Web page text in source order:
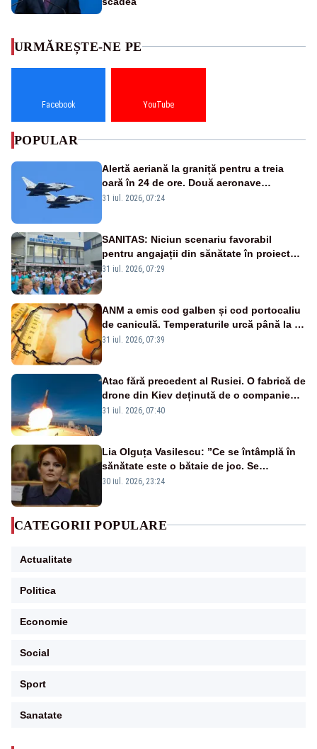
URMĂREȘTE-NE PE
Facebook YouTube
POPULAR
Alertă aeriană la graniță pentru a treia
oară în 24 de ore. Două aeronave
Eurofighter britanice au fost ridicate de la
31 iul. 2026, 07:24
SANITAS: Niciun scenariu favorabil
pentru angajații din sănătate în proiectul
Legii salarizării
31 iul. 2026, 07:29
ANM a emis cod galben și cod portocaliu
de caniculă. Temperaturile urcă până la 38
de grade, iar nopțile devin tropicale
31 iul. 2026, 07:39
Atac fără precedent al Rusiei. O fabrică de
drone din Kiev deținută de o companie
americană, distrusă de o rachetă
31 iul. 2026, 07:40
Lia Olguța Vasilescu: ”Ce se întâmplă în
sănătate este o bătaie de joc. Se
guvernează extraordinar de prost”
30 iul. 2026, 23:24
CATEGORII POPULARE
Actualitate
Politica
Economie
Social
Sport
Sanatate